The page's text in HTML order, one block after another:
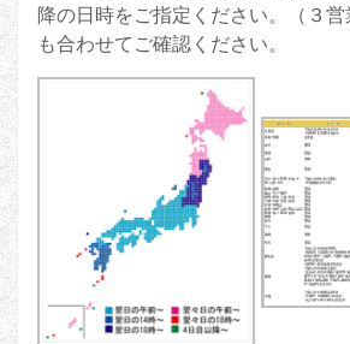
降の日時をご指定ください。（３
も合わせてご確認ください。